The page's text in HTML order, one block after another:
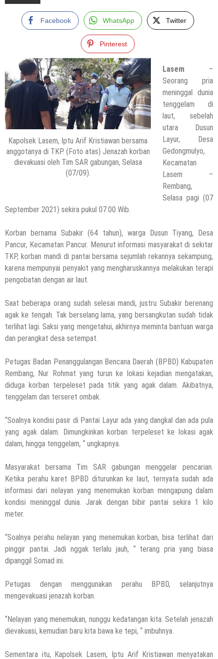
Facebook WhatsApp Twitter
Pinterest
Kapolsek Lasem, Iptu Arif Kristiawan bersama
anggotanya di TKP. (Foto atas) Jenazah korban
dievakuasi oleh Tim SAR gabungan, Selasa
(07/09).
Lasem –
Seorang pria
meninggal dunia
tenggelam di
laut, sebelah
utara Dusun
Layur, Desa
Gedongmulyo,
Kecamatan
Lasem –
Rembang,
Selasa pagi (07
September 2021) sekira pukul 07.00 Wib.
Korban bernama Subakir (64 tahun), warga Dusun Tiyang, Desa
Pancur, Kecamatan Pancur. Menurut informasi masyarakat di sekitar
TKP, korban mandi di pantai bersama sejumlah rekannya sekampung,
karena mempunyai penyakit yang mengharuskannya melakukan terapi
pengobatan dengan air laut.
Saat beberapa orang sudah selesai mandi, justru Subakir berenang
agak ke tengah. Tak berselang lama, yang bersangkutan sudah tidak
terlihat lagi. Saksi yang mengetahui, akhirnya meminta bantuan warga
dan perangkat desa setempat.
Petugas Badan Penanggulangan Bencana Daerah (BPBD) Kabupaten
Rembang, Nur Rohmat yang turun ke lokasi kejadian mengatakan,
diduga korban terpeleset pada titik yang agak dalam. Akibatnya,
tenggelam dan terseret ombak.
“Soalnya kondisi pasir di Pantai Layur ada yang dangkal dan ada pula
yang agak dalam. Dimungkinkan korban terpeleset ke lokasi agak
dalam, hingga tenggelam, “ ungkapnya.
Masyarakat bersama Tim SAR gabungan menggelar pencarian.
Ketika perahu karet BPBD diturunkan ke laut, ternyata sudah ada
informasi dari nelayan yang menemukan korban mengapung dalam
kondisi meninggal dunia. Jarak dengan bibir pantai sekira 1 kilo
meter.
“Soalnya perahu nelayan yang menemukan korban, bisa terlihat dari
pinggir pantai. Jadi nggak terlalu jauh, “ terang pria yang biasa
dipanggil Somad ini.
Petugas dengan menggunakan perahu BPBD, selanjutnya
mengevakuasi jenazah korban.
“Nelayan yang menemukan, nunggu kedatangan kita. Setelah jenazah
dievakuasi, kemudian baru kita bawa ke tepi, “ imbuhnya.
Sementara itu, Kapolsek Lasem, Iptu Arif Kristiawan menyatakan